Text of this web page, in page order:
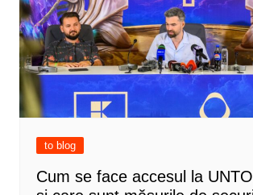
to blog
Cum se face accesul la